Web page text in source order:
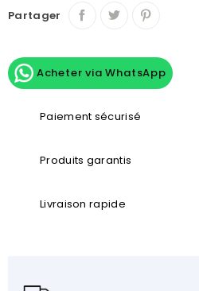
Partager
Acheter via WhatsApp
Paiement sécurisé
Produits garantis
Livraison rapide